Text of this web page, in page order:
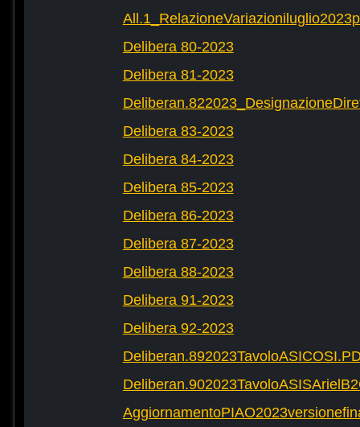
Delibera 80-2023
Delibera 81-2023
Delibera 83-2023
Delibera 84-2023
Delibera 85-2023
Delibera 86-2023
Delibera 87-2023
Delibera 88-2023
Delibera 91-2023
Delibera 92-2023